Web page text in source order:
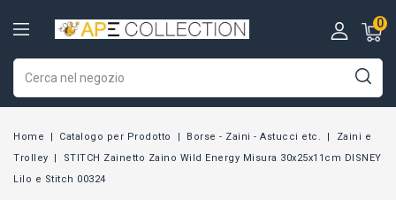
0
Home Catalogo per Prodotto Borse - Zaini - Astucci etc.
Zaini e
Trolley
STITCH Zainetto Zaino Wild Energy Misura 30x25x11cm DISNEY
Lilo e Stitch 00324